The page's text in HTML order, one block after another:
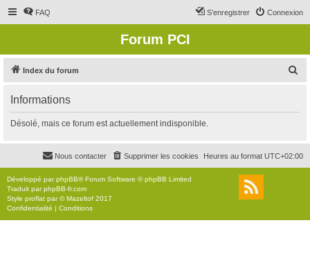
FAQ Connexion
S’enregistrer
Forum PCI
Index du forum
r
c
r
Informations
Désolé, mais ce forum est actuellement indisponible.
Heures au format UTC+02:00
Supprimer les cookies
Nous contacter
Développé parphpBB® Forum Software © phpBB Limited
Traduit parphpBB-fr.com
Style proflat par ©Mazeltof 2017
Confidentialité | Conditions